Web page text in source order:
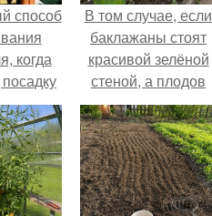
способ
когда
В том случае, если
баклажаны стоят
красивой зелёной
стеной, а плодов
почти не видно -
радоваться тут
нечему.